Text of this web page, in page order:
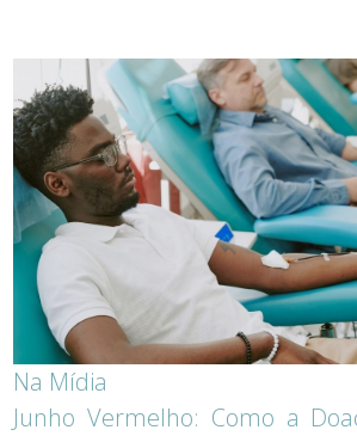
Na Mídia
Junho Vermelho: Como a